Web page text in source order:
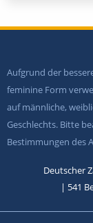
Aufgrund der
feminine Form
auf männliche,
Geschlechts. Bitte
Bestimmungen des
Deutscher
| 541